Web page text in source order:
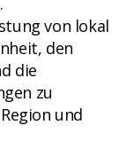
von lokal
den
die
zu
und